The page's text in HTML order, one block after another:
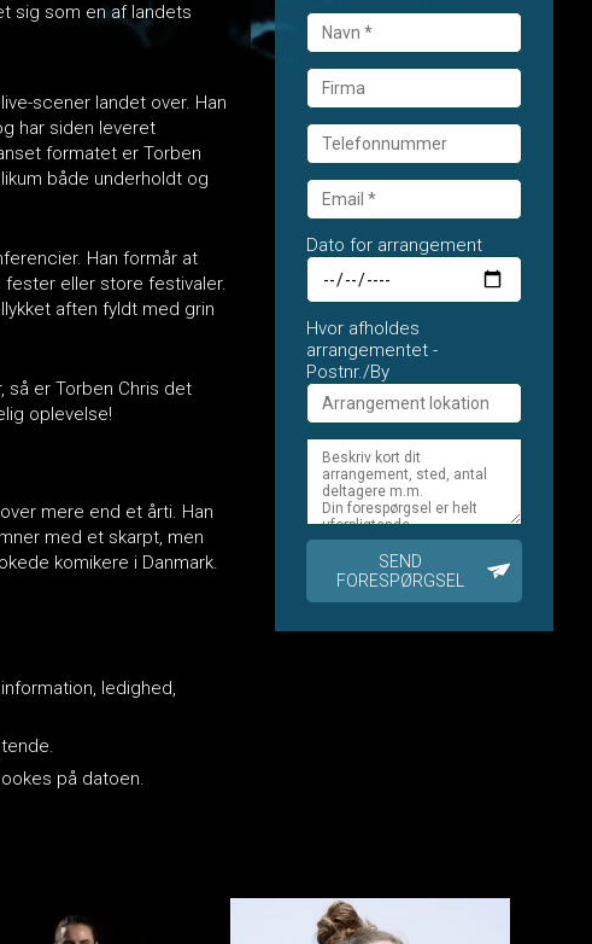
sig som en af landets
scener landet over. Han
har siden leveret
formatet er Torben
både underholdt og
Han formår at
eller store festivaler.
aften fyldt med grin
så er Torben Chris det
oplevelse!
mere end et årti. Han
med et skarpt, men
komikere i Danmark.
ledighed,
på datoen.
Dato for arrangement
Hvor afholdes
arrangementet -
Postnr./By
SEND
FORESPØRGSEL